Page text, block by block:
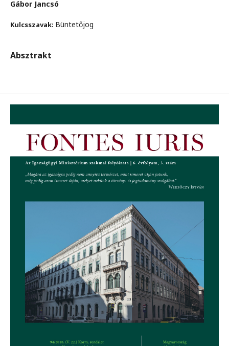
Gábor Jancsó
Kulcsszavak: Büntetőjog
Absztrakt